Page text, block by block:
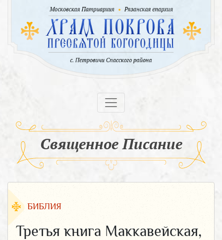
Священное Писание
БИБЛИЯ
Третья книга Маккавейская,